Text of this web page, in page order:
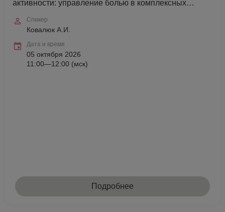
активности: управление болью в комплексных
Спикер
Ковалюк А.И.
Дата и время
05 октября 2026
11:00—12:00 (мск)
Подробнее